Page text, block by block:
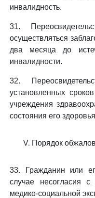
инвалидность.
31.
осуществляться
два месяца до
инвалидности.
32.
установленных
учреждения
состояния его
V. Порядок
33. Гражданин или
случае несогласия
медико-социальной